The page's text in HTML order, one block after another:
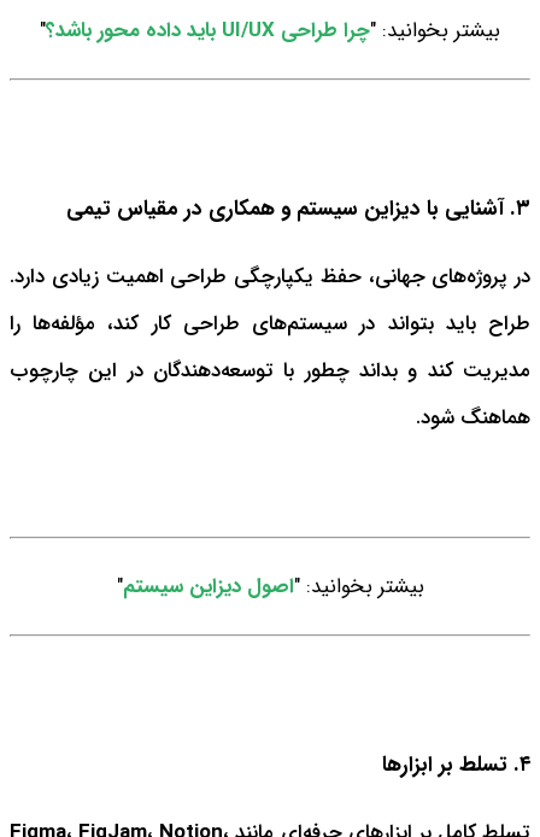
بیشتر بخوانید: "چرا طراحی UI/UX باید داده محور باشد؟ "
۳. آشنایی با دیزاین سیستم و همکاری در مقیاس تیمی
در پروژه‌های جهانی، حفظ یکپارچگی طراحی اهمیت زیادی دارد.
طراح باید بتواند در سیستم‌های طراحی کار کند، مؤلفه‌ها را
مدیریت کند و بداند چطور با توسعه‌دهندگان در این چارچوب
هماهنگ شود.
بیشتر بخوانید: "اصول دیزاین سیستم"
۴. تسلط بر ابزارها